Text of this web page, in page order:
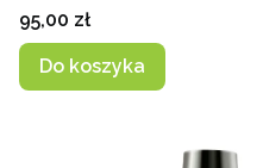
Cena
95,00 zł
Do koszyka